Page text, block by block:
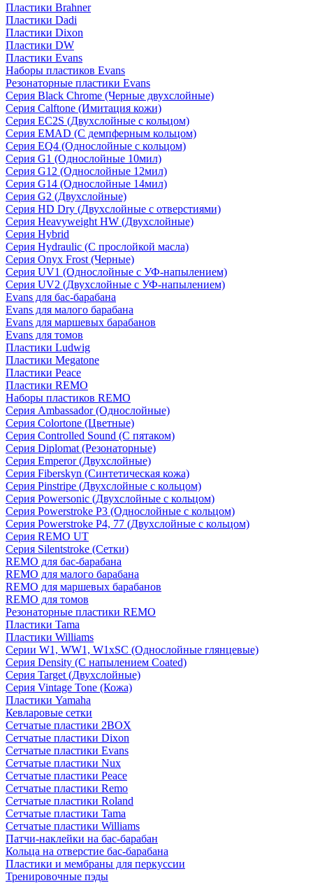
Пластики Brahner
Пластики Dadi
Пластики Dixon
Пластики DW
Пластики Evans
Наборы пластиков Evans
Резонаторные пластики Evans
Серия Black Chrome (Черные двухслойные)
Серия Calftone (Имитация кожи)
Серия EC2S (Двухслойные с кольцом)
Серия EMAD (С демпферным кольцом)
Серия EQ4 (Однослойные с кольцом)
Серия G1 (Однослойные 10мил)
Серия G12 (Однослойные 12мил)
Серия G14 (Однослойные 14мил)
Серия G2 (Двухслойные)
Серия HD Dry (Двухслойные с отверстиями)
Серия Heavyweight HW (Двухслойные)
Серия Hybrid
Серия Hydraulic (С прослойкой масла)
Серия Onyx Frost (Черные)
Серия UV1 (Однослойные с УФ-напылением)
Серия UV2 (Двухслойные с УФ-напылением)
Evans для бас-барабана
Evans для малого барабана
Evans для маршевых барабанов
Evans для томов
Пластики Ludwig
Пластики Megatone
Пластики Peace
Пластики REMO
Наборы пластиков REMO
Серия Ambassador (Однослойные)
Серия Colortone (Цветные)
Серия Controlled Sound (С пятаком)
Серия Diplomat (Резонаторные)
Серия Emperor (Двухслойные)
Серия Fiberskyn (Синтетическая кожа)
Серия Pinstripe (Двухслойные с кольцом)
Серия Powersonic (Двухслойные с кольцом)
Серия Powerstroke P3 (Однослойные с кольцом)
Серия Powerstroke P4, 77 (Двухслойные с кольцом)
Серия REMO UT
Серия Silentstroke (Сетки)
REMO для бас-барабана
REMO для малого барабана
REMO для маршевых барабанов
REMO для томов
Резонаторные пластики REMO
Пластики Tama
Пластики Williams
Серии W1, WW1, W1xSC (Однослойные глянцевые)
Серия Density (C напылением Coated)
Серия Target (Двухслойные)
Серия Vintage Tone (Кожа)
Пластики Yamaha
Кевларовые сетки
Сетчатые пластики 2BOX
Сетчатые пластики Dixon
Сетчатые пластики Evans
Сетчатые пластики Nux
Сетчатые пластики Peace
Сетчатые пластики Remo
Сетчатые пластики Roland
Сетчатые пластики Tama
Сетчатые пластики Williams
Патчи-наклейки на бас-барабан
Кольца на отверстие бас-барабана
Пластики и мембраны для перкуссии
Тренировочные пэды